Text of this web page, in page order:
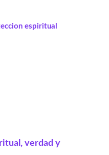
verdad y